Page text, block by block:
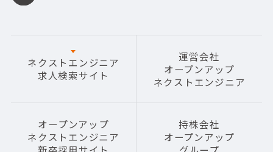
ネクストエンジニア
求人検索サイト
運営会社
オープンアップ
ネクストエンジニア
オープンアップ
ネクストエンジニア
持株会社
オープンアップ